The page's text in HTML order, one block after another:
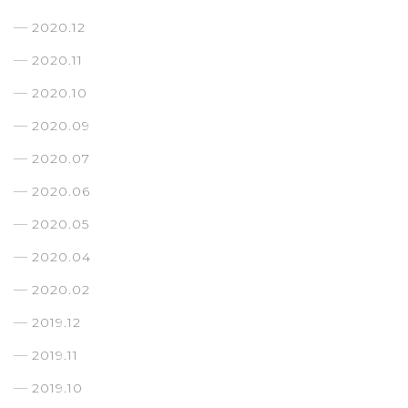
2020.12
2020.11
2020.10
2020.09
2020.07
2020.06
2020.05
2020.04
2020.02
2019.12
2019.11
2019.10